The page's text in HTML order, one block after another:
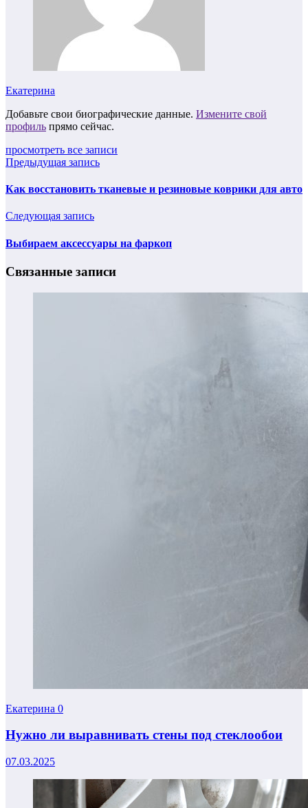
Екатерина
Добавьте свои биографические данные. Измените свой
профиль прямо сейчас.
просмотреть все записи
Предыдущая запись
Как восстановить тканевые и резиновые коврики для авто
Следующая запись
Выбираем аксессуары на фаркоп
Связанные записи
Екатерина 0
Нужно ли выравнивать стены под стеклообои
07.03.2025